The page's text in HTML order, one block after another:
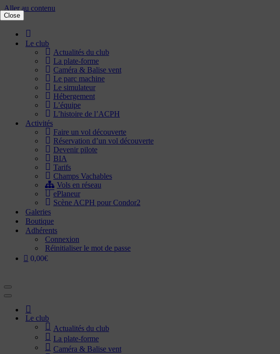
Aller au contenu
Le club
Actualités du club
La plate-forme
Caméra & Balise vent
Le parc machine
Le simulateur
Hébergement
L’équipe
L’histoire de l’ACPH
Activités
Faire un vol découverte
Réservation d’un vol découverte
Devenir pilote
BIA
Tarifs
Champs Vachables
Vols en réseau
ePlaneur
Scène ACPH pour Condor2
Galeries
Boutique
Adhérents
Connexion
Réinitialiser le mot de passe
0,00€
Menu
de
navigation
Menu
navigationAccueil
Le club
Actualités du club
La plate-forme
Caméra & Balise vent
Close